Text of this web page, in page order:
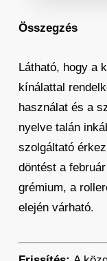
Összegzés
Látható, hogy a
kínálattal
használat és a
nyelve talán
szolgáltató
döntést a
grémium, a
elején várható.